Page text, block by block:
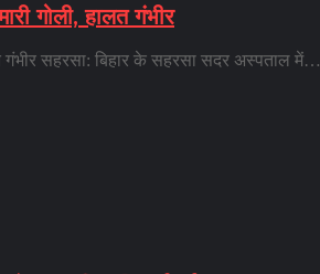
गोली, हालत गंभीर
गंभीर सहरसा: बिहार के सहरसा सदर अस्पताल में…